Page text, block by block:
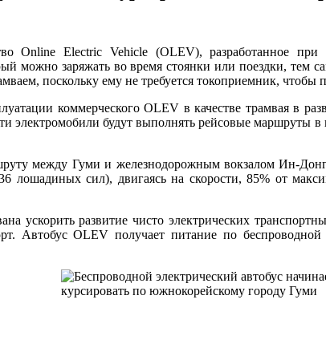
Online Electric Vehicle (OLEV), разработанное
можно заряжать во время стоянки или поездки, тем
поскольку ему не требуется токоприемник, чтобы
коммерческого OLEV в качестве трамвая в
электромобили будут выполнять рейсовые
между Гуми и железнодорожным вокзалом Ин-
лошадиных сил), двигаясь на скорости, 85% от
ускорить развитие чисто электрических
Автобус OLEV получает питание по